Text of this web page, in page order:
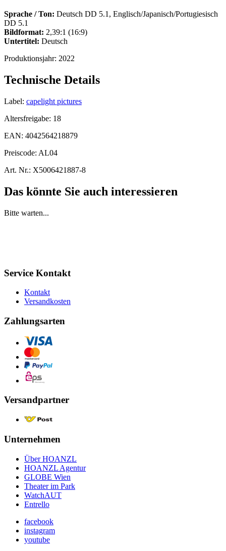
Sprache / Ton: Deutsch DD 5.1, Englisch/Japanisch/Portugiesisch
DD 5.1
Bildformat: 2,39:1 (16:9)
Untertitel: Deutsch
Produktionsjahr: 2022
Technische Details
Label: capelight pictures
Altersfreigabe: 18
EAN: 4042564218879
Preiscode: AL04
Art. Nr.: X5006421887-8
Das könnte Sie auch interessieren
Bitte warten...
Service Kontakt
Kontakt
Versandkosten
Zahlungsarten
Versandpartner
Unternehmen
Über HOANZL
HOANZL Agentur
GLOBE Wien
Theater im Park
WatchAUT
Entrello
facebook
instagram
youtube